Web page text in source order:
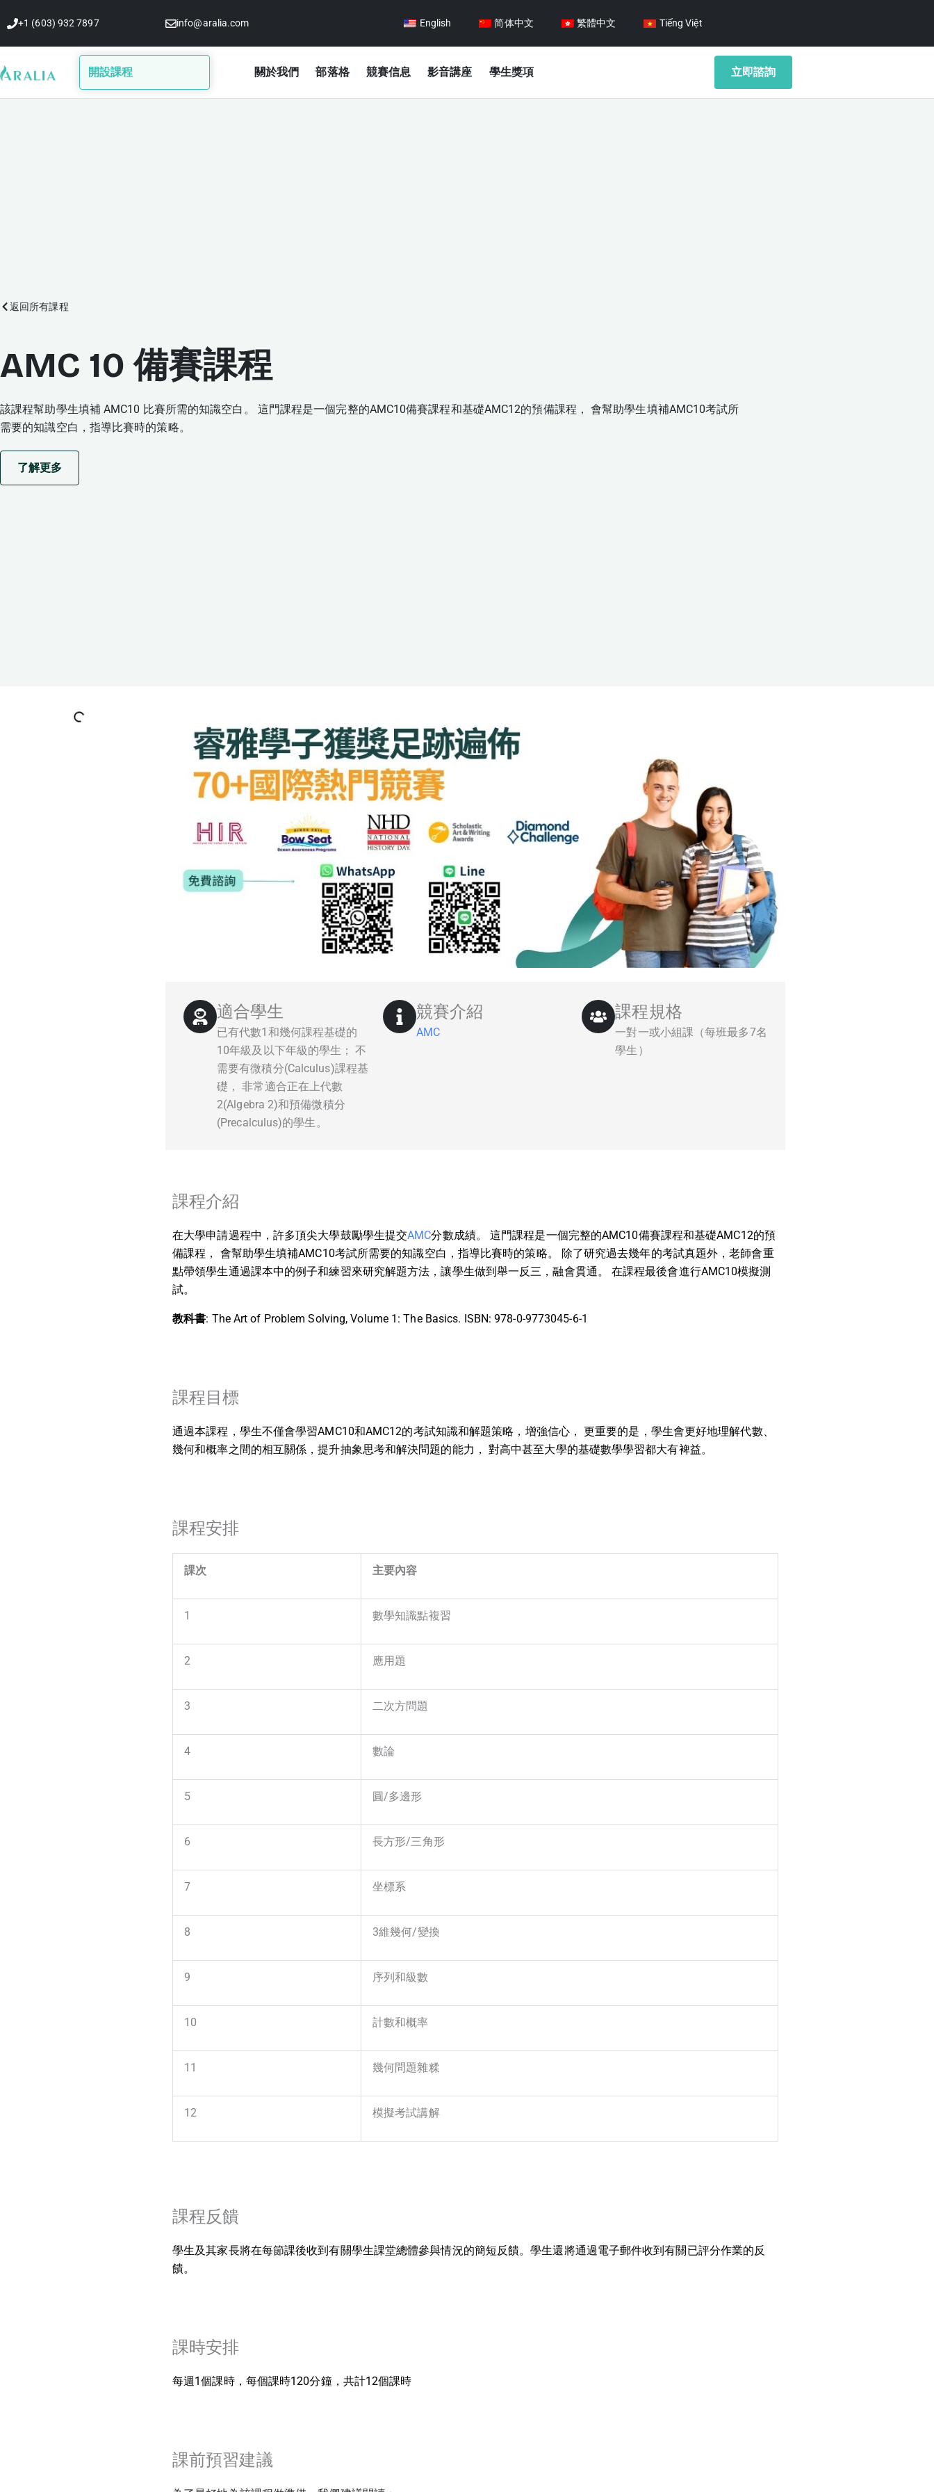
至
主
要
內
容
+1 (603) 932 7897 info@aralia.com English 简体中文 繁體中文 Tiếng Việt
開設課程 關於我們 部落格 競賽信息 影音講座 學生獎項 立即諮詢
返回所有課程
AMC 10 備賽課程
該課程幫助學生填補 AMC10 比賽所需的知識空白。 這門課程是一個完整的AMC10備賽課程和基礎AMC12的預備課程， 會幫助學生填補AMC10考試所
需要的知識空白，指導比賽時的策略。
了解更多
適合學生
已有代數1和幾何課程基礎的
10年級及以下年級的學生； 不
需要有微積分(Calculus)課程基
礎， 非常適合正在上代數
2(Algebra 2)和預備微積分
(Precalculus)的學生。
競賽介紹
AMC
課程規格
一對一或小組課（每班最多7名
學生）
課程介紹
在大學申請過程中，許多頂尖大學鼓勵學生提交AMC分數成績。 這門課程是一個完整的AMC10備賽課程和基礎AMC12的預
備課程， 會幫助學生填補AMC10考試所需要的知識空白，指導比賽時的策略。 除了研究過去幾年的考試真題外，老師會重
點帶領學生通過課本中的例子和練習來研究解題方法，讓學生做到舉一反三，融會貫通。 在課程最後會進行AMC10模擬測
試。
教科書: The Art of Problem Solving, Volume 1: The Basics. ISBN: 978-0-9773045-6-1
課程目標
通過本課程，學生不僅會學習AMC10和AMC12的考試知識和解題策略，增強信心， 更重要的是，學生會更好地理解代數、
幾何和概率之間的相互關係，提升抽象思考和解決問題的能力， 對高中甚至大學的基礎數學學習都大有裨益。
課程安排
課次 主要內容
1 數學知識點複習
2 應用題
3 二次方問題
4 數論
5 圓/多邊形
6 長方形/三角形
7 坐標系
8 3維幾何/變換
9 序列和級數
10 計數和概率
11 幾何問題雜糅
12 模擬考試講解
課程反饋
學生及其家長將在每節課後收到有關學生課堂總體參與情況的簡短反饋。學生還將通過電子郵件收到有關已評分作業的反
饋。
課時安排
每週1個課時，每個課時120分鐘，共計12個課時
課前預習建議